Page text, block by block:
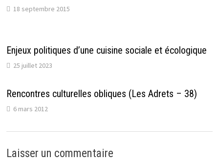
18 septembre 2015
Enjeux politiques d’une cuisine sociale et écologique
25 juillet 2023
Rencontres culturelles obliques (Les Adrets – 38)
6 mars 2012
Laisser un commentaire